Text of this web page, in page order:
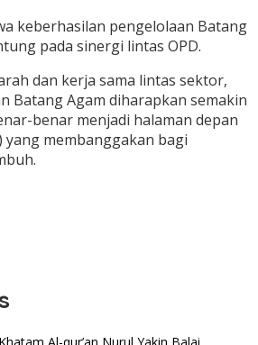
keberhasilan pengelolaan Batang
pada sinergi lintas OPD.
dan kerja sama lintas sektor,
Batang Agam diharapkan semakin
benar menjadi halaman depan
membanggakan bagi